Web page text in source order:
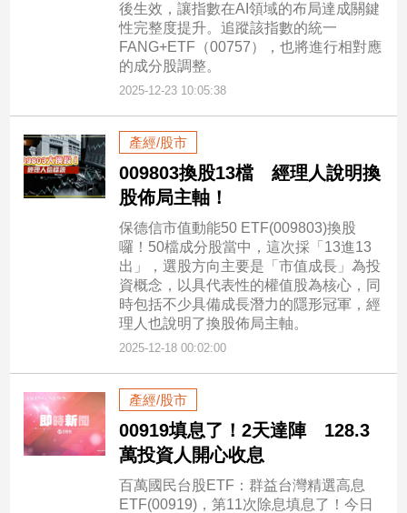
後生效，讓指數在AI領域的布局達成關鍵
性完整度提升。追蹤該指數的統一
FANG+ETF（00757），也將進行相對應
的成分股調整。
2025-12-23 10:05:38
產經/股市
009803換股13檔 經理人說明換
股佈局主軸！
保德信市值動能50 ETF(009803)換股
囉！50檔成分股當中，這次採「13進13
出」，選股方向主要是「市值成長」為投
資概念，以具代表性的權值股為核心，同
時包括不少具備成長潛力的隱形冠軍，經
理人也說明了換股佈局主軸。
2025-12-18 00:02:00
產經/股市
00919填息了！2天達陣 128.3
萬投資人開心收息
百萬國民台股ETF：群益台灣精選高息
ETF(00919)，第11次除息填息了！今日